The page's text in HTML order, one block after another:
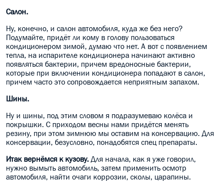
Салон.
Ну, конечно, и салон автомобиля, куда же без него?
Подумайте, придёт ли кому в голову пользоваться
кондиционером зимой, думаю что нет. А вот с появлением
тепла, на испарителе кондиционера начинают активно
появляться бактерии, причем вредоносные бактерии,
которые при включении кондиционера попадают в салон,
причем часто это сопровождается неприятным запахом.
Шины.
Ну и шины, под этим словом я подразумеваю колёса и
покрышки. С приходом весны нами придётся менять
резину, при этом зимнюю мы оставим на консервацию. Для
консервации, безусловно, понадобятся спец препараты.
Итак вернёмся к кузову. Для начала, как я уже говорил,
нужно вымыть автомобиль, затем применить осмотр
автомобиля, найти очаги коррозии, сколы, царапины.